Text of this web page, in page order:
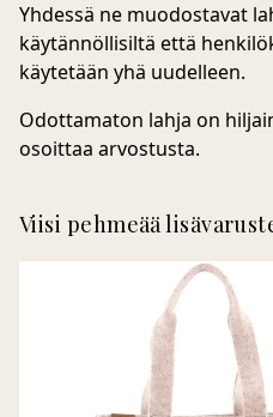
Yhdessä ne muodostavat
käytännöllisiltä että
käytetään yhä uudelleen.
Odottamaton lahja on
osoittaa arvostusta.
Viisi pehmeää